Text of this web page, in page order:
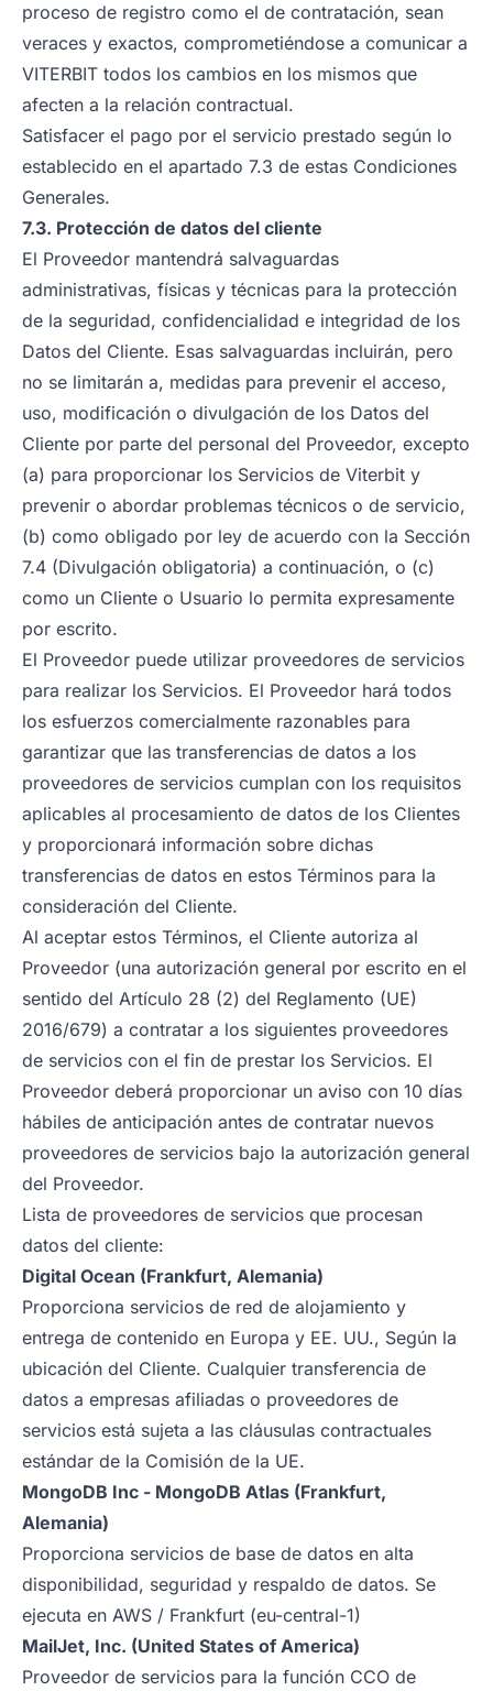
proceso de registro como el de contratación, sean
veraces y exactos, comprometiéndose a comunicar a
VITERBIT todos los cambios en los mismos que
afecten a la relación contractual.
Satisfacer el pago por el servicio prestado según lo
establecido en el apartado 7.3 de estas Condiciones
Generales.
7.3. Protección de datos del cliente
El Proveedor mantendrá salvaguardas
administrativas, físicas y técnicas para la protección
de la seguridad, confidencialidad e integridad de los
Datos del Cliente. Esas salvaguardas incluirán, pero
no se limitarán a, medidas para prevenir el acceso,
uso, modificación o divulgación de los Datos del
Cliente por parte del personal del Proveedor, excepto
(a) para proporcionar los Servicios de Viterbit y
prevenir o abordar problemas técnicos o de servicio,
(b) como obligado por ley de acuerdo con la Sección
7.4 (Divulgación obligatoria) a continuación, o (c)
como un Cliente o Usuario lo permita expresamente
por escrito.
El Proveedor puede utilizar proveedores de servicios
para realizar los Servicios. El Proveedor hará todos
los esfuerzos comercialmente razonables para
garantizar que las transferencias de datos a los
proveedores de servicios cumplan con los requisitos
aplicables al procesamiento de datos de los Clientes
y proporcionará información sobre dichas
transferencias de datos en estos Términos para la
consideración del Cliente.
Al aceptar estos Términos, el Cliente autoriza al
Proveedor (una autorización general por escrito en el
sentido del Artículo 28 (2) del Reglamento (UE)
2016/679) a contratar a los siguientes proveedores
de servicios con el fin de prestar los Servicios. El
Proveedor deberá proporcionar un aviso con 10 días
hábiles de anticipación antes de contratar nuevos
proveedores de servicios bajo la autorización general
del Proveedor.
Lista de proveedores de servicios que procesan
datos del cliente:
Digital Ocean (Frankfurt, Alemania)
Proporciona servicios de red de alojamiento y
entrega de contenido en Europa y EE. UU., Según la
ubicación del Cliente. Cualquier transferencia de
datos a empresas afiliadas o proveedores de
servicios está sujeta a las cláusulas contractuales
estándar de la Comisión de la UE.
MongoDB Inc - MongoDB Atlas (Frankfurt,
Alemania)
Proporciona servicios de base de datos en alta
disponibilidad, seguridad y respaldo de datos. Se
ejecuta en AWS / Frankfurt (eu-central-1)
MailJet, Inc. (United States of America)
Proveedor de servicios para la función CCO de